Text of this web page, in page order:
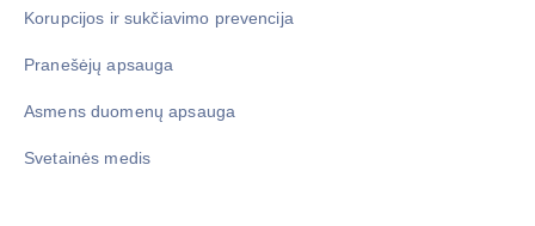
Korupcijos ir sukčiavimo prevencija
Pranešėjų apsauga
Asmens duomenų apsauga
Svetainės medis